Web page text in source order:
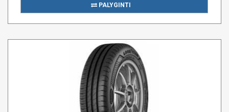
PALYGINTI